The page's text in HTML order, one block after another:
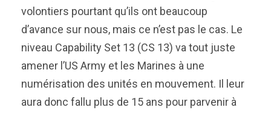
volontiers pourtant qu’ils ont beaucoup
d’avance sur nous, mais ce n’est pas le cas. Le
niveau Capability Set 13 (CS 13) va tout juste
amener l’US Army et les Marines à une
numérisation des unités en mouvement. Il leur
aura donc fallu plus de 15 ans pour parvenir à